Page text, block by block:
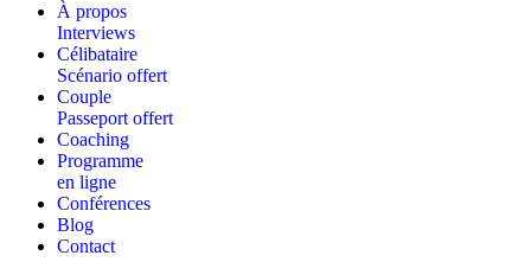
À propos
Interviews
Célibataire
Scénario offert
Couple
Passeport offert
Coaching
Programme
en ligne
Conférences
Blog
Contact